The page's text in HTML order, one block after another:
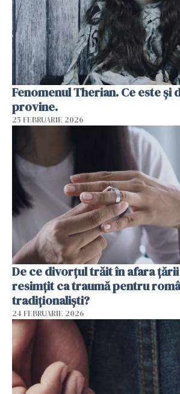
Fenomenul Therian. Ce este și
provine.
25 FEBRUARIE 2026
De ce divorțul trăit în afara
resimțit ca traumă pentru
tradiționaliști?
24 FEBRUARIE 2026